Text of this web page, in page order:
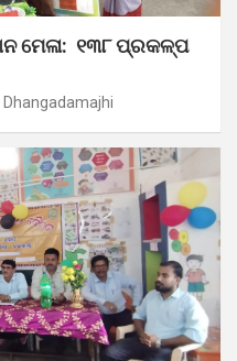
ମେଳା: ୧୩୮ ପ୍ରକଳ୍ପ